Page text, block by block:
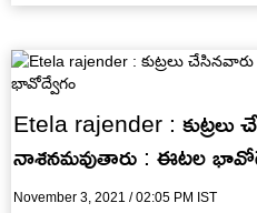
Etela rajender : కుట్రలు
నాశనమవుతారు : ఈటల
November 3, 2021 / 02:05 PM IST